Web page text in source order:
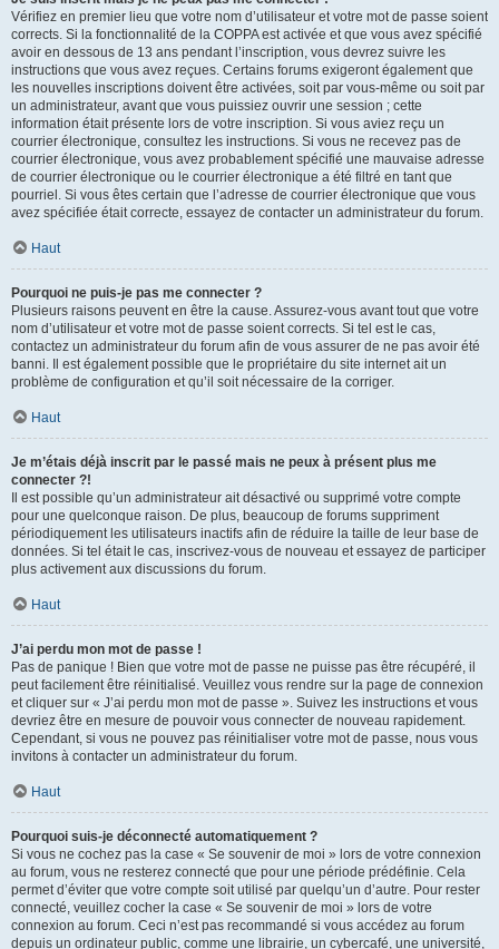
Vérifiez en premier lieu que votre nom d’utilisateur et votre mot de passe soient
corrects. Si la fonctionnalité de la COPPA est activée et que vous avez spécifié
avoir en dessous de 13 ans pendant l’inscription, vous devrez suivre les
instructions que vous avez reçues. Certains forums exigeront également que
les nouvelles inscriptions doivent être activées, soit par vous-même ou soit par
un administrateur, avant que vous puissiez ouvrir une session ; cette
information était présente lors de votre inscription. Si vous aviez reçu un
courrier électronique, consultez les instructions. Si vous ne recevez pas de
courrier électronique, vous avez probablement spécifié une mauvaise adresse
de courrier électronique ou le courrier électronique a été filtré en tant que
pourriel. Si vous êtes certain que l’adresse de courrier électronique que vous
avez spécifiée était correcte, essayez de contacter un administrateur du forum.
Haut
Pourquoi ne puis-je pas me connecter ?
Plusieurs raisons peuvent en être la cause. Assurez-vous avant tout que votre
nom d’utilisateur et votre mot de passe soient corrects. Si tel est le cas,
contactez un administrateur du forum afin de vous assurer de ne pas avoir été
banni. Il est également possible que le propriétaire du site internet ait un
problème de configuration et qu’il soit nécessaire de la corriger.
Haut
Je m’étais déjà inscrit par le passé mais ne peux à présent plus me
connecter ?!
Il est possible qu’un administrateur ait désactivé ou supprimé votre compte
pour une quelconque raison. De plus, beaucoup de forums suppriment
périodiquement les utilisateurs inactifs afin de réduire la taille de leur base de
données. Si tel était le cas, inscrivez-vous de nouveau et essayez de participer
plus activement aux discussions du forum.
Haut
J’ai perdu mon mot de passe !
Pas de panique ! Bien que votre mot de passe ne puisse pas être récupéré, il
peut facilement être réinitialisé. Veuillez vous rendre sur la page de connexion
et cliquer sur « J’ai perdu mon mot de passe ». Suivez les instructions et vous
devriez être en mesure de pouvoir vous connecter de nouveau rapidement.
Cependant, si vous ne pouvez pas réinitialiser votre mot de passe, nous vous
invitons à contacter un administrateur du forum.
Haut
Pourquoi suis-je déconnecté automatiquement ?
Si vous ne cochez pas la case « Se souvenir de moi » lors de votre connexion
au forum, vous ne resterez connecté que pour une période prédéfinie. Cela
permet d’éviter que votre compte soit utilisé par quelqu’un d’autre. Pour rester
connecté, veuillez cocher la case « Se souvenir de moi » lors de votre
connexion au forum. Ceci n’est pas recommandé si vous accédez au forum
depuis un ordinateur public, comme une librairie, un cybercafé, une université,